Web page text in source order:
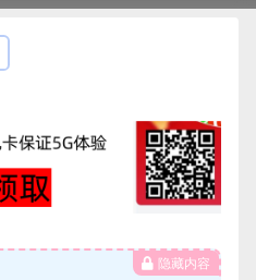
隐藏内容